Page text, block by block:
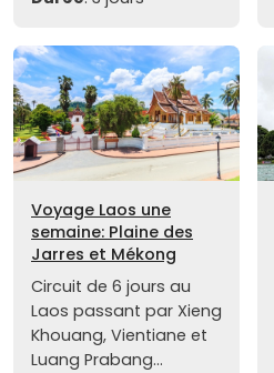
Voyage Laos une
semaine: Plaine des
Jarres et Mékong
Circuit de 6 jours au
Laos passant par Xieng
Khouang, Vientiane et
Luang Prabang...